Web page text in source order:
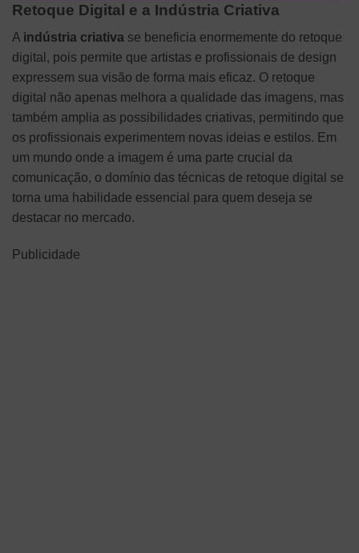
Retoque Digital e a Indústria Criativa
A indústria criativa se beneficia enormemente do retoque
digital, pois permite que artistas e profissionais de design
expressem sua visão de forma mais eficaz. O retoque
digital não apenas melhora a qualidade das imagens, mas
também amplia as possibilidades criativas, permitindo que
os profissionais experimentem novas ideias e estilos. Em
um mundo onde a imagem é uma parte crucial da
comunicação, o domínio das técnicas de retoque digital se
torna uma habilidade essencial para quem deseja se
destacar no mercado.
Publicidade